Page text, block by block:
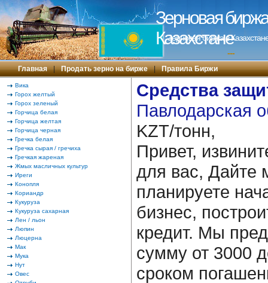
Зерновая
Казахстане
Зерновая биржа в
---
Главная | Продать зерно на бирже | Правила Биржи
Вика
Горох желтый
Горох зеленый
Горчица белая
Горчица желтая
Горчица черная
Гречка белая
Гречка сырая / гречиха
Гречкая жареная
Жмых масличных культур
Иреги
Конопля
Кориандр
Кукуруза
Кукуруза сахарная
Лен / льон
Люпин
Люцерна
Мак
Мука
Нут
Овес
Средства
Павлодарская
KZT/тонн,
Привет,
для вас, Дайте
планируете
бизнес,
кредит. Мы
сумму от 3000
сроком